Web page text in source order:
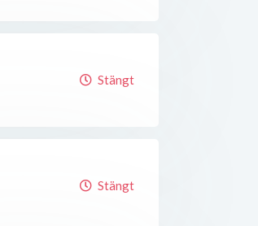
Stängt
Stängt